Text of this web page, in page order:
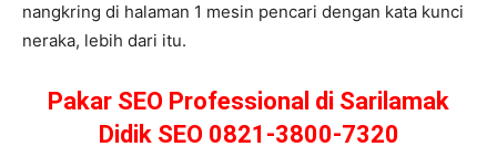
nangkring di halaman 1 mesin pencari dengan kata kunci
neraka, lebih dari itu.
Pakar SEO Professional di Sarilamak
Didik SEO 0821-3800-7320